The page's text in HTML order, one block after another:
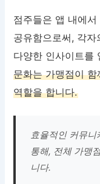
점주들은 앱 내에
공유함으로써, 각
다양한 인사이트를
문화는 가맹점이
역할을 합니다.
효율적인 커뮤
통해, 전체 가맹
니다.